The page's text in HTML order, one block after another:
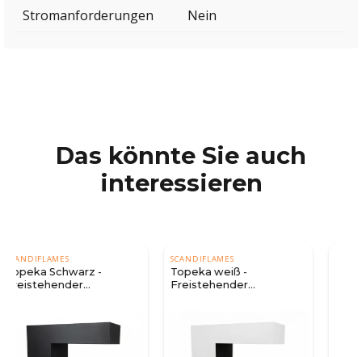
Stromanforderungen
Nein
Das könnte Sie auch
interessieren
SCANDIFLAMES
Topeka weiß -
Freistehender
SCANDIFLAMES
Offener 3-seitiger Kamin
- Schwarz